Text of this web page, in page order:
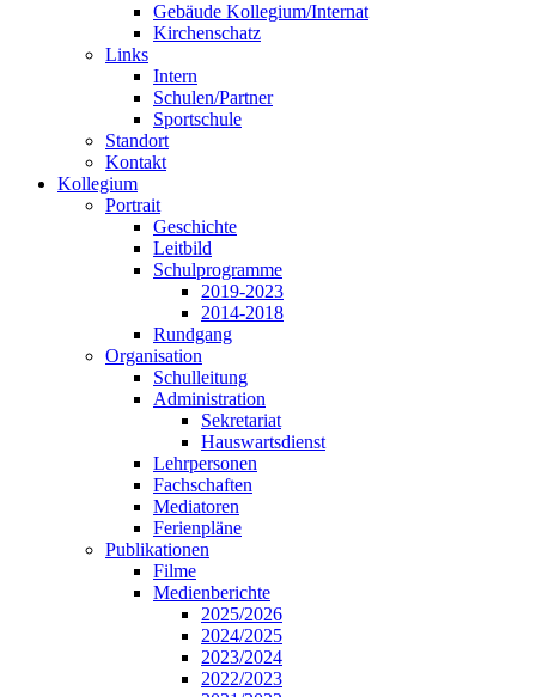
Gebäude Kollegium/Internat
Kirchenschatz
Links
Intern
Schulen/Partner
Sportschule
Standort
Kontakt
Kollegium
Portrait
Geschichte
Leitbild
Schulprogramme
2019-2023
2014-2018
Rundgang
Organisation
Schulleitung
Administration
Sekretariat
Hauswartsdienst
Lehrpersonen
Fachschaften
Mediatoren
Ferienpläne
Publikationen
Filme
Medienberichte
2025/2026
2024/2025
2023/2024
2022/2023